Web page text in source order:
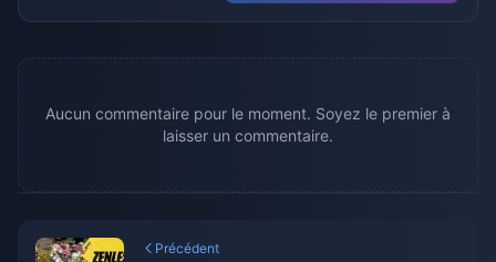
Aucun commentaire pour le moment. Soyez le premier à
laisser un commentaire.
Précédent